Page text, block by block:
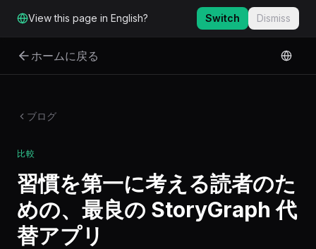
View this page in English? Switch Dismiss
ホームに戻る
ブログ
比較
習慣を第一に考える読者のた
めの、最良の StoryGraph 代
替アプリ